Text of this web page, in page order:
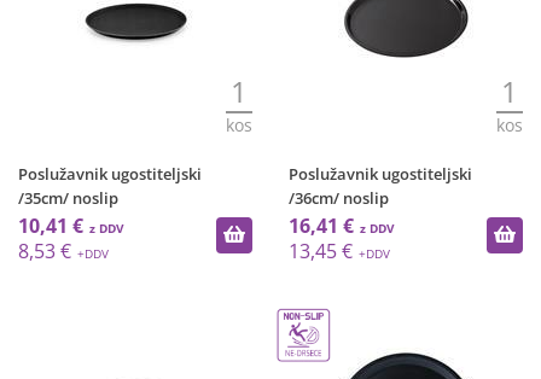
1
kos
Poslužavnik ugostiteljski
/35cm/ noslip
10,41 €
8,53 €
1
kos
Poslužavnik ugostiteljski
/36cm/ noslip
16,41 €
13,45 €